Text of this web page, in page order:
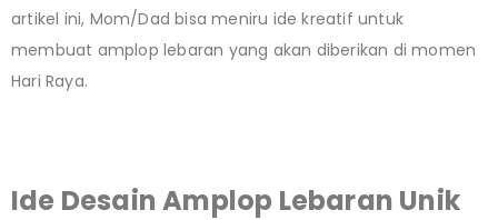
artikel ini, Mom/Dad bisa meniru ide kreatif untuk
membuat amplop lebaran yang akan diberikan di momen
Hari Raya.
Ide Desain Amplop Lebaran Unik